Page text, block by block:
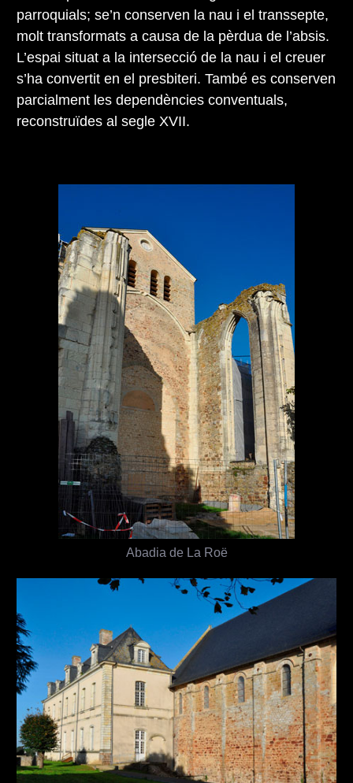
parroquials; se’n conserven la nau i el transsepte,
molt transformats a causa de la pèrdua de l’absis.
L’espai situat a la intersecció de la nau i el creuer
s’ha convertit en el presbiteri. També es conserven
parcialment les dependències conventuals,
reconstruïdes al segle XVII.
Abadia de La Roë